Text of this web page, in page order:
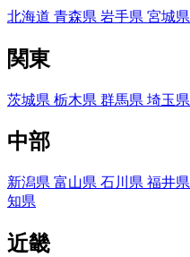
北海道 青森県 岩手県 宮城県
関東
茨城県 栃木県 群馬県 埼玉県
中部
新潟県 富山県 石川県 福井県
知県
近畿